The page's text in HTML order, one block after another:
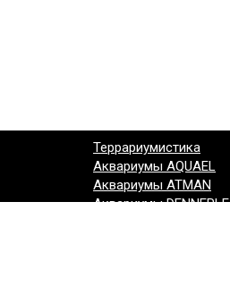
Террариумистика
Аквариумы AQUAEL
Аквариумы ATMAN
Аквариумы DENNERLE